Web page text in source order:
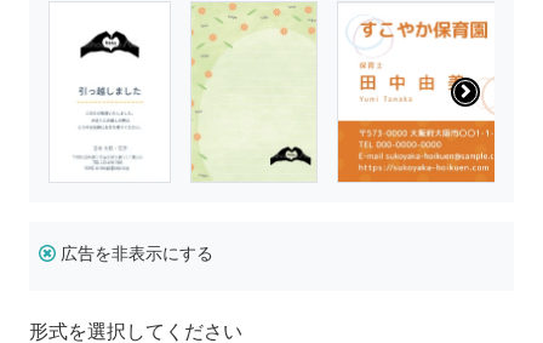
広告を非表示にする
形式を選択してください